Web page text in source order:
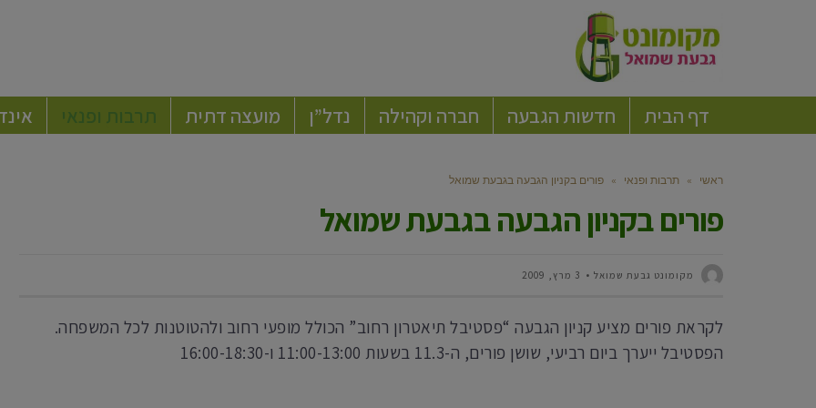
דף הבית חדשות הגבעה חברה וקהילה נדל”ן מועצה דתית תרבות ופנאי
ראשי » תרבות ופנאי » פורים בקניון הגבעה בגבעת שמואל
פורים בקניון הגבעה בגבעת שמואל
מקומונט גבעת שמואל 3 מרץ, 2009
לקראת פורים מציע קניון הגבעה “פסטיבל תיאטרון רחוב” הכולל מופעי רחוב ולהטוטנות לכל המשפחה.
הפסטיבל ייערך ביום רביעי, שושן פורים, ה-11.3 בשעות 11:00-13:00 ו-16:00-18:30